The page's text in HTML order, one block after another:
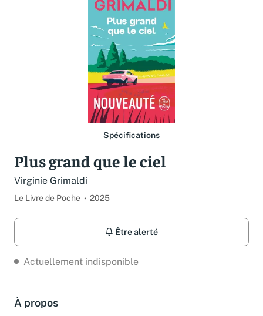
Nos engagements
Vous n'avez pas trouvé l'article que vous cherchiez ?
Activez les notifications dans votre compte pour être alerté dès
qu'il est en stock.
Créer une alerte
Spécifications
Plus grand que le ciel
Virginie Grimaldi
Le Livre de Poche 2025
Être alerté
Actuellement indisponible
À propos